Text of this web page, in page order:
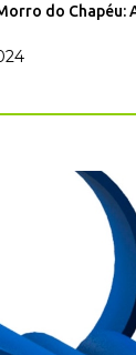
do Chapéu: